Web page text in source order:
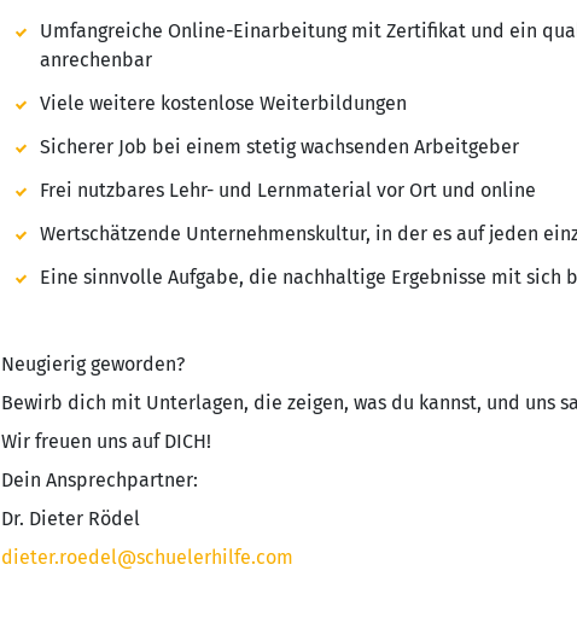
Umfangreiche Online-Einarbeitung mit Zertifikat und ein
anrechenbar
Viele weitere kostenlose Weiterbildungen
Sicherer Job bei einem stetig wachsenden Arbeitgeber
Frei nutzbares Lehr- und Lernmaterial vor Ort und online
Wertschätzende Unternehmenskultur, in der es auf jeden
Eine sinnvolle Aufgabe, die nachhaltige Ergebnisse mit sich
Neugierig geworden?
Bewirb dich mit Unterlagen, die zeigen, was du kannst, und uns
Wir freuen uns auf DICH!
Dein Ansprechpartner:
Dr. Dieter Rödel
dieter.roedel@schuelerhilfe.com